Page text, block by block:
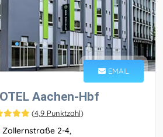
EMAIL
Aachen-Hbf
(4,9 Punktzahl)
Zollernstraße 2-4,